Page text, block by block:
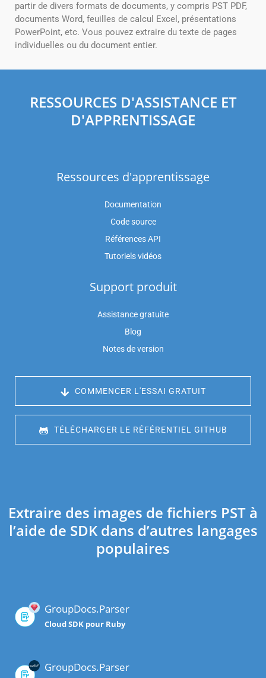
partir de divers formats de documents, y compris PST PDF,
documents Word, feuilles de calcul Excel, présentations
PowerPoint, etc. Vous pouvez extraire du texte de pages
individuelles ou du document entier.
RESSOURCES D'ASSISTANCE ET
D'APPRENTISSAGE
Ressources d'apprentissage
Documentation
Code source
Références API
Tutoriels vidéos
Support produit
Assistance gratuite
Blog
Notes de version
COMMENCER L'ESSAI GRATUIT
TÉLÉCHARGER LE RÉFÉRENTIEL GITHUB
Extraire des images de fichiers PST à
l’aide de SDK dans d’autres langages
populaires
GroupDocs.Parser
Cloud SDK pour Ruby
GroupDocs.Parser